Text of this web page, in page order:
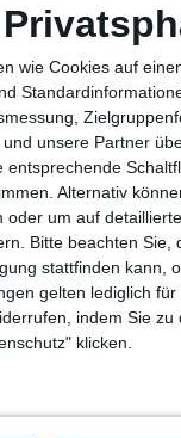
wie Cookies auf
unsere Partner
Alternativ
um auf
Bitte beachten Sie,
stattfinden kann,
gelten lediglich
indem Sie zu
klicken.
meisten Teams
an. Es folgt
in Berlin und